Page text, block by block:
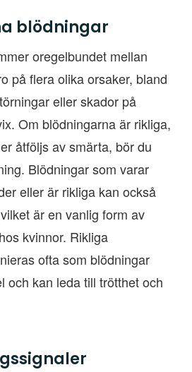
blödningar
oregelbundet mellan
på flera olika orsaker, bland
eller skador på
Om blödningarna är rikliga,
åtföljs av smärta, bör du
Blödningar som varar
eller är rikliga kan också
är en vanlig form av
kvinnor. Rikliga
ofta som blödningar
och kan leda till trötthet och